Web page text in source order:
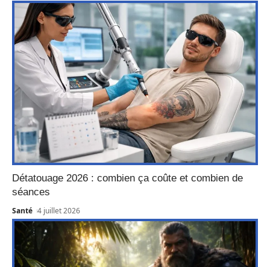
Détatouage 2026 : combien ça coûte et combien de
séances
Santé 4 juillet 2026